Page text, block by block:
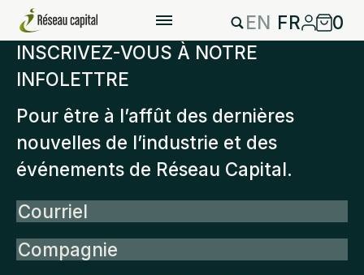
EN FR
0
INSCRIVEZ-VOUS À NOTRE
INFOLETTRE
Pour être à l’affût des dernières
nouvelles de l’industrie et des
événements de Réseau Capital.
Courriel
Compagnie